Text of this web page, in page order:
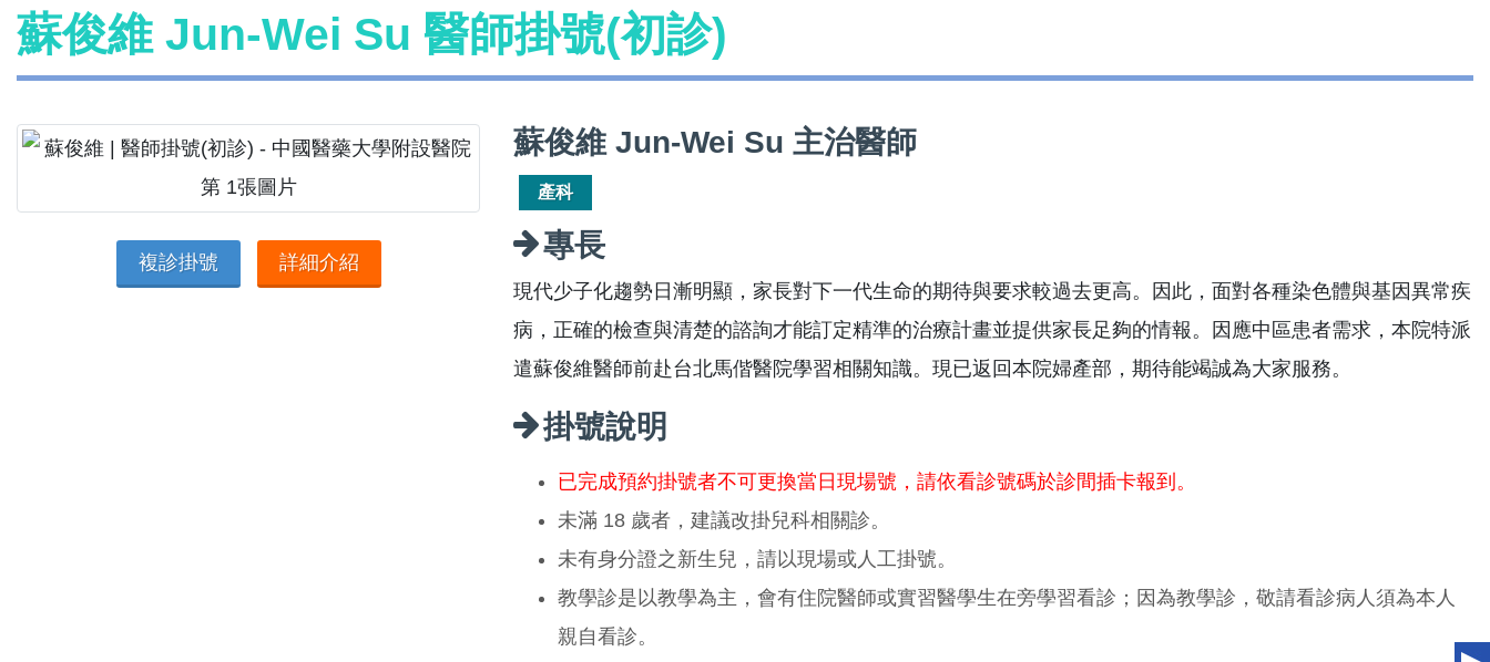
蘇俊維 Jun-Wei Su 醫師掛號(初診)
複診掛號 詳細介紹
蘇俊維 Jun-Wei Su 主治醫師
產科
專長
現代少子化趨勢日漸明顯，家長對下一代生命的期待與要求較過去更高。因此，面對各種染色體與基因異常疾
病，正確的檢查與清楚的諮詢才能訂定精準的治療計畫並提供家長足夠的情報。因應中區患者需求，本院特派
遣蘇俊維醫師前赴台北馬偕醫院學習相關知識。現已返回本院婦產部，期待能竭誠為大家服務。
掛號說明
已完成預約掛號者不可更換當日現場號，請依看診號碼於診間插卡報到。
未滿 18 歲者，建議改掛兒科相關診。
未有身分證之新生兒，請以現場或人工掛號。
教學診是以教學為主，會有住院醫師或實習醫學生在旁學習看診；因為教學診，敬請看診病人須為本人
親自看診。